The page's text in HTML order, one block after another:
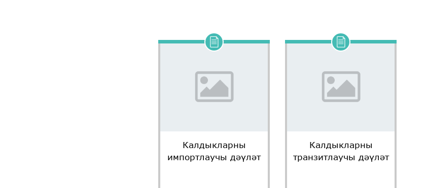
Калдыкларны
импортлаучы дәүләт
Калдыкларны
транзитлаучы дәүләт